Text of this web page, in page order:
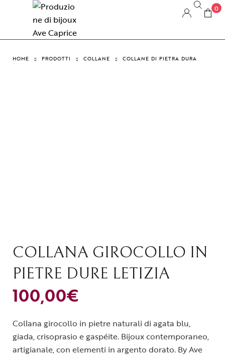
0
HOME PRODOTTI COLLANE COLLANE DI PIETRA DURA
COLLANA GIROCOLLO IN
PIETRE DURE LETIZIA
100,00€
Collana girocollo in pietre naturali di agata blu,
giada, crisoprasio e gaspéite. Bijoux contemporaneo,
artigianale, con elementi in argento dorato. By Ave